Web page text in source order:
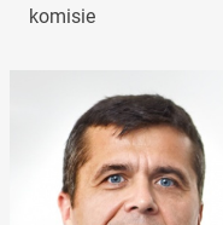
komisie